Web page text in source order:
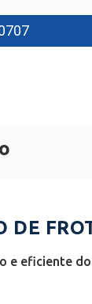
DE
e eficiente do